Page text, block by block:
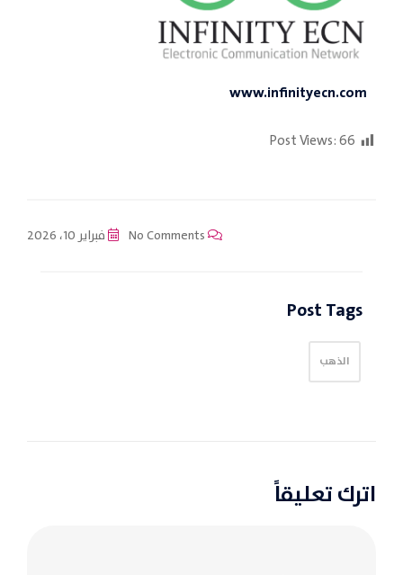
www.infinityecn.com
Post Views:66
فبراير 10، 2026
Post Tags
الذهب
اترك تعليقاً